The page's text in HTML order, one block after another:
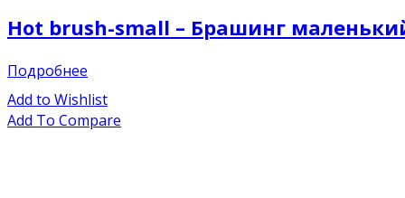
Hot brush-small – Брашинг
Подробнее
Add to Wishlist
Add To Compare